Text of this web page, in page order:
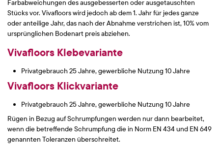
Farbabweichungen des ausgebesserten oder ausgetauschten
Stücks vor. Vivafloors wird jedoch ab dem 1. Jahr für jedes ganze
oder anteilige Jahr, das nach der Abnahme verstrichen ist, 10% vom
ursprünglichen Bodenart preis abziehen.
Vivafloors Klebevariante
Privatgebrauch 25 Jahre, gewerbliche Nutzung 10 Jahre
Vivafloors Klickvariante
Privatgebrauch 25 Jahre, gewerbliche Nutzung 10 Jahre
Rügen in Bezug auf Schrumpfungen werden nur dann bearbeitet,
wenn die betreffende Schrumpfung die in Norm EN 434 und EN 649
genannten Toleranzen überschreitet.